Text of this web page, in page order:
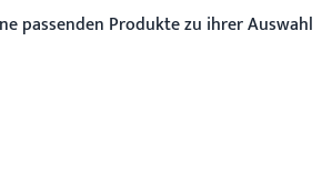
passenden Produkte zu ihrer Auswahl